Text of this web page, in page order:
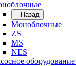
Назад
Моноблочные
ZS
MS
NES